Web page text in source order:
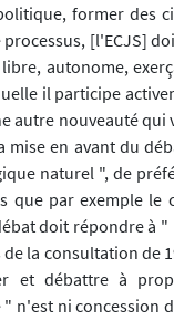
former des
processus, [l'ECJS]
autonome,
il participe
autre nouveauté qui
mise en avant du
naturel ", de
que par exemple le
doit répondre à
la consultation de
et débattre à
" n'est ni concession